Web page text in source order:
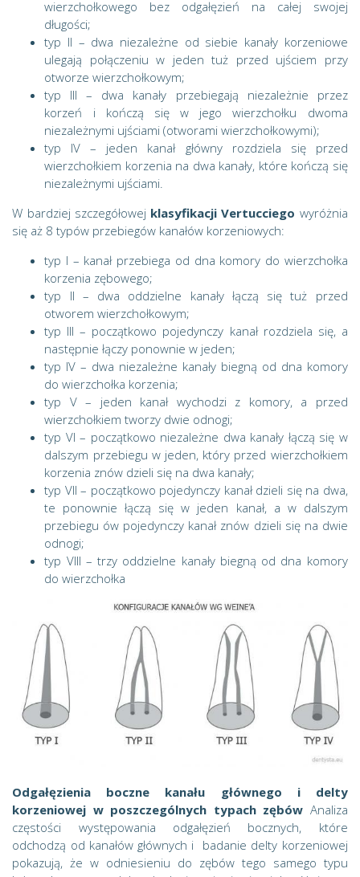
wierzchołkowego bez odgałęzień na całej swojej
długości;
typ II – dwa niezależne od siebie kanały korzeniowe
ulegają połączeniu w jeden tuż przed ujściem przy
otworze wierzchołkowym;
typ III – dwa kanały przebiegają niezależnie przez
korzeń i kończą się w jego wierzchołku dwoma
niezależnymi ujściami (otworami wierzchołkowymi);
typ IV – jeden kanał główny rozdziela się przed
wierzchołkiem korzenia na dwa kanały, które kończą się
niezależnymi ujściami.
W bardziej szczegółowej klasyfikacji Vertucciego wyróżnia
się aż 8 typów przebiegów kanałów korzeniowych:
typ I – kanał przebiega od dna komory do wierzchołka
korzenia zębowego;
typ II – dwa oddzielne kanały łączą się tuż przed
otworem wierzchołkowym;
typ III – początkowo pojedynczy kanał rozdziela się, a
następnie łączy ponownie w jeden;
typ IV – dwa niezależne kanały biegną od dna komory
do wierzchołka korzenia;
typ V – jeden kanał wychodzi z komory, a przed
wierzchołkiem tworzy dwie odnogi;
typ VI – początkowo niezależne dwa kanały łączą się w
dalszym przebiegu w jeden, który przed wierzchołkiem
korzenia znów dzieli się na dwa kanały;
typ VII – początkowo pojedynczy kanał dzieli się na dwa,
te ponownie łączą się w jeden kanał, a w dalszym
przebiegu ów pojedynczy kanał znów dzieli się na dwie
odnogi;
typ VIII – trzy oddzielne kanały biegną od dna komory
do wierzchołka
Odgałęzienia boczne kanału głównego i delty
korzeniowej w poszczególnych typach zębów Analiza
częstości występowania odgałęzień bocznych, które
odchodzą od kanałów głównych i badanie delty korzeniowej
pokazują, że w odniesieniu do zębów tego samego typu